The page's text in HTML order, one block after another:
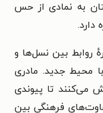
به نمادی از حس
دارد.
روابط بین نسل‌ها و
محیط جدید. مادری
می‌کنند تا پیوندی
فرهنگی بین